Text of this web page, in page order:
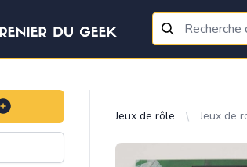
Jeux de rôle Jeux de